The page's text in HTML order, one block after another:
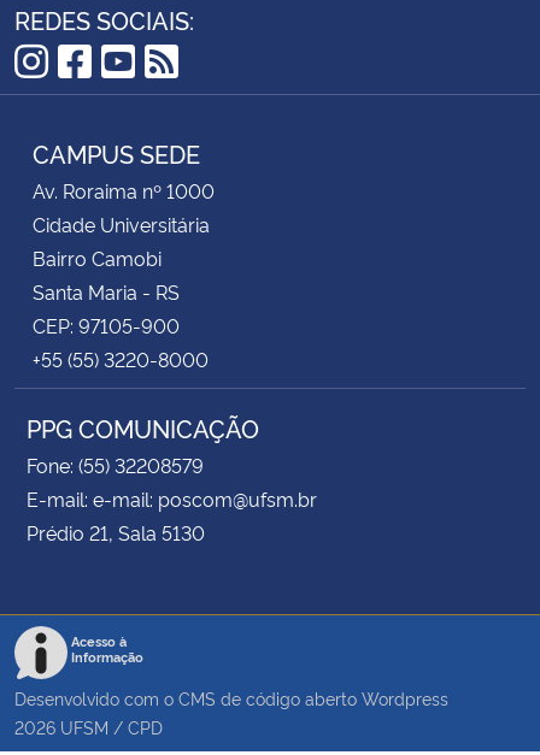
REDES SOCIAIS:
Instagram
Facebook
YouTube
RSS
CAMPUS SEDE
Av. Roraima nº 1000
Cidade Universitária
Bairro Camobi
Santa Maria - RS
CEP: 97105-900
+55 (55) 3220-8000
PPG COMUNICAÇÃO
Fone: (55) 32208579
E-mail: e-mail: poscom@ufsm.br
Prédio 21, Sala 5130
Acesso à
Informação
Desenvolvido com o CMS de código aberto Wordpress
2026 UFSM / CPD